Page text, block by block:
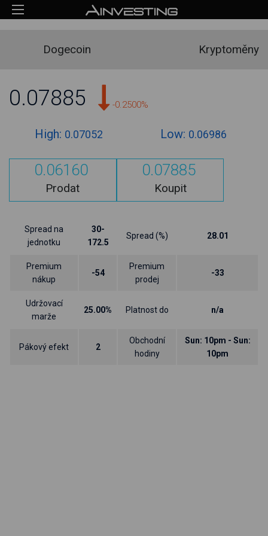
Dogecoin Kryptoměny
0.07885 -0.2500%
High: 0.07052 Low: 0.06986
0.06160
Prodat
0.07885
Koupit
Spread na
jednotku
30-
172.5
Spread (%) 28.01
Premium
nákup
-54
Premium
prodej
-33
Udržovací
marže
25.00% Platnost do n/a
Pákový efekt 2
Obchodní
hodiny
Sun: 10pm - Sun:
10pm